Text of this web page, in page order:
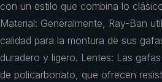
con un estilo que combina lo
Material: Generalmente, Ray-Ban
calidad para la montura de sus
duradero y ligero. Lentes: Las
de policarbonato, que ofrecen